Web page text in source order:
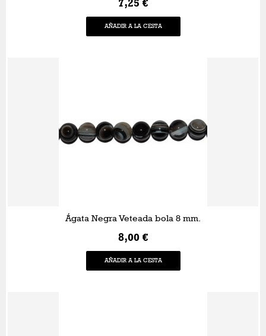
7,25 €
AÑADIR A LA CESTA
Ágata Negra Veteada bola 8 mm.
8,00 €
AÑADIR A LA CESTA